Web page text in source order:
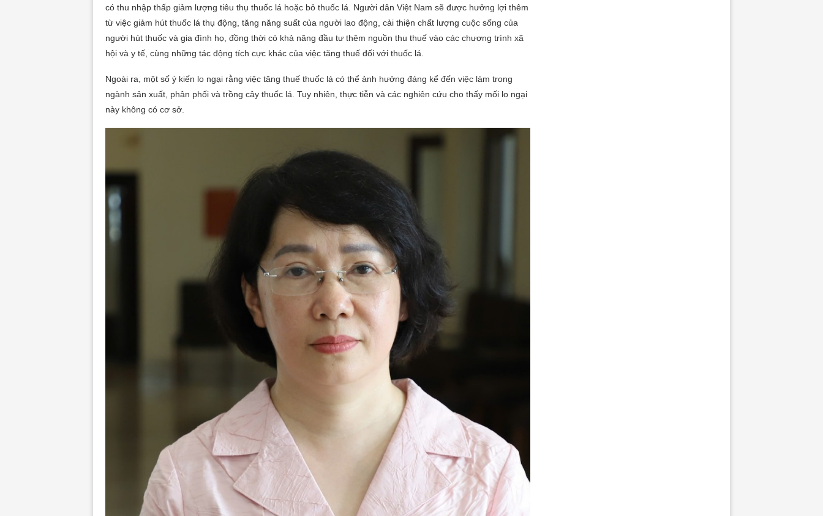
có thu nhập thấp giảm lượng tiêu thụ thuốc lá hoặc bỏ thuốc lá. Người dân Việt Nam sẽ được hưởng lợi thêm
từ việc giảm hút thuốc lá thụ động, tăng năng suất của người lao động, cải thiện chất lượng cuộc sống của
người hút thuốc và gia đình họ, đồng thời có khả năng đầu tư thêm nguồn thu thuế vào các chương trình xã
hội và y tế, cùng những tác động tích cực khác của việc tăng thuế đối với thuốc lá.
Ngoài ra, một số ý kiến lo ngại rằng việc tăng thuế thuốc lá có thể ảnh hưởng đáng kể đến việc làm trong
ngành sản xuất, phân phối và trồng cây thuốc lá. Tuy nhiên, thực tiễn và các nghiên cứu cho thấy mối lo ngại
này không có cơ sở.